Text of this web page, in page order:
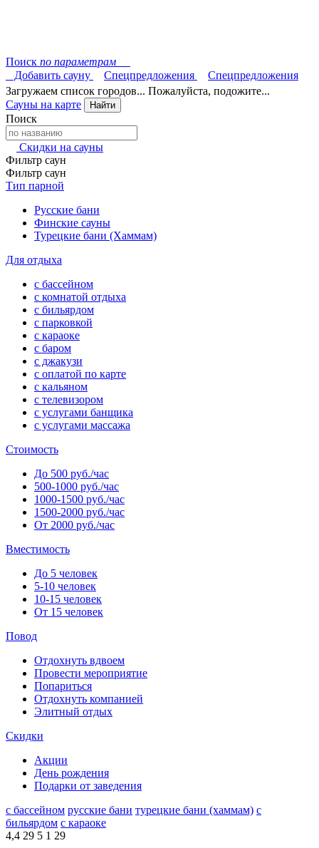
Поиск по параметрам
Добавить сауну
Спецпредложения
Спецпредложения
Загружаем список городов... Пожалуйста, подожите...
Сауны на карте
Найти
Поиск
Скидки на сауны
Фильтр саун
Фильтр саун
Тип парной
Русские бани
Финские сауны
Турецкие бани (Хаммам)
Для отдыха
с бассейном
с комнатой отдыха
с бильярдом
с парковкой
с караоке
с баром
с джакузи
с оплатой по карте
с кальяном
с телевизором
с услугами банщика
с услугами массажа
Стоимость
До 500 руб./час
500-1000 руб./час
1000-1500 руб./час
1500-2000 руб./час
От 2000 руб./час
Вместимость
До 5 человек
5-10 человек
10-15 человек
От 15 человек
Повод
Отдохнуть вдвоем
Провести мероприятие
Попариться
Отдохнуть компанией
Элитный отдых
Скидки
Акции
День рождения
Подарки от заведения
с бассейном русские бани турецкие бани (хаммам) с
бильярдом с караоке
4,4 29 5 1 29